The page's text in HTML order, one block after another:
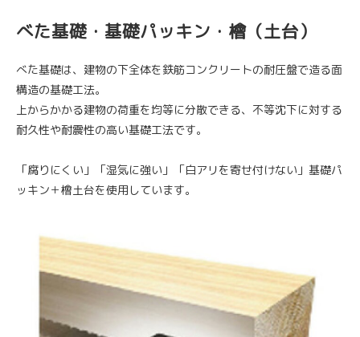
べた基礎・基礎パッキン・檜（土台）
べた基礎は、建物の下全体を鉄筋コンクリートの耐圧盤で造る面
構造の基礎工法。
上からかかる建物の荷重を均等に分散できる、不等沈下に対する
耐久性や耐震性の高い基礎工法です。
「腐りにくい」「湿気に強い」「白アリを寄せ付けない」基礎パ
ッキン＋檜土台を使用しています。